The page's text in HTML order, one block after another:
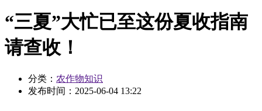
“三夏”大忙已至这份夏收指南
请查收！
分类： 农作物知识
发布时间： 2025-06-04 13:22